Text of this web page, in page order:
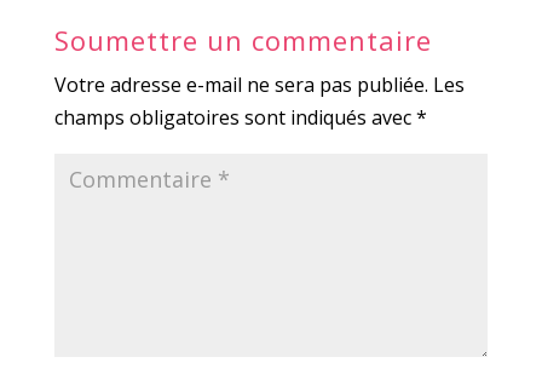
Soumettre un commentaire
Votre adresse e-mail ne sera pas publiée. Les
champs obligatoires sont indiqués avec*